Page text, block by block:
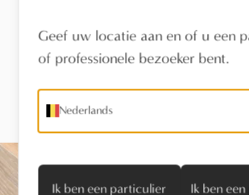
Laat je
Geef uw locatie aan en of u een
of professionele bezoeker bent.
Nederlands
Ik ben een particulier Ik ben